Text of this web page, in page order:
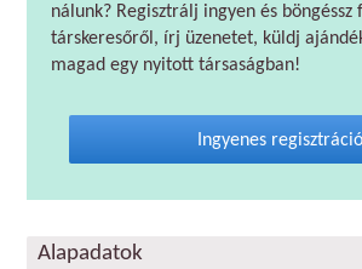
nálunk? Regisztrálj ingyen és
társkeresőről, írj üzenetet, küldj
magad egy nyitott társaságban!
Ingyenes regisztráció
Alapadatok